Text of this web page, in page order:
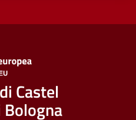
Castel